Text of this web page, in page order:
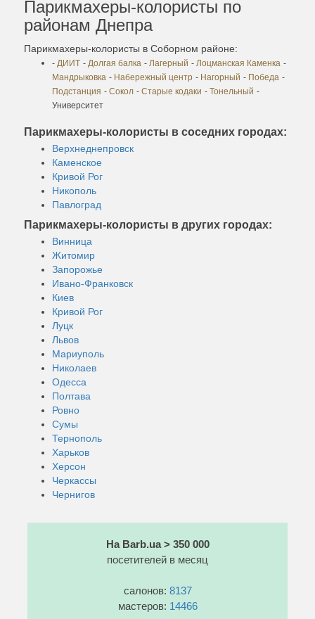
Парикмахеры-колористы по
районам Днепра
Парикмахеры-колористы в Соборном районе:
- ДИИТ - Долгая балка - Лагерный - Лоцманская Каменка -
Мандрыковка - Набережный центр - Нагорный - Победа -
Подстанция - Сокол - Старые кодаки - Тонельный -
Университет
Парикмахеры-колористы в соседних городах:
Верхнеднепровск
Каменское
Кривой Рог
Никополь
Павлоград
Парикмахеры-колористы в других городах:
Винница
Житомир
Запорожье
Ивано-Франковск
Киев
Кривой Рог
Луцк
Львов
Мариуполь
Николаев
Одесса
Полтава
Ровно
Сумы
Тернополь
Харьков
Херсон
Черкассы
Чернигов
На Barb.ua > 350 000
посетителей в месяц
салонов: 8137
мастеров: 14466